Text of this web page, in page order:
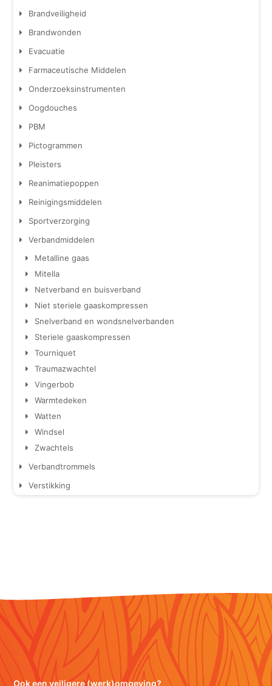
Brandveiligheid
Brandwonden
Evacuatie
Farmaceutische Middelen
Onderzoeksinstrumenten
Oogdouches
PBM
Pictogrammen
Pleisters
Reanimatiepoppen
Reinigingsmiddelen
Sportverzorging
Verbandmiddelen
Metalline gaas
Mitella
Netverband en buisverband
Niet steriele gaaskompressen
Snelverband en wondsnelverbanden
Steriele gaaskompressen
Tourniquet
Traumazwachtel
Vingerbob
Warmtedeken
Watten
Windsel
Zwachtels
Verbandtrommels
Verstikking
Ook een veiligere (werk)omgeving?